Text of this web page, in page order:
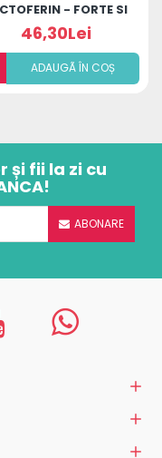
- FORTE SI
CORTIZON 12 ANI +
46,30Lei
ADAUGÃ ÎN COȘ
și fii la zi cu
ABONARE